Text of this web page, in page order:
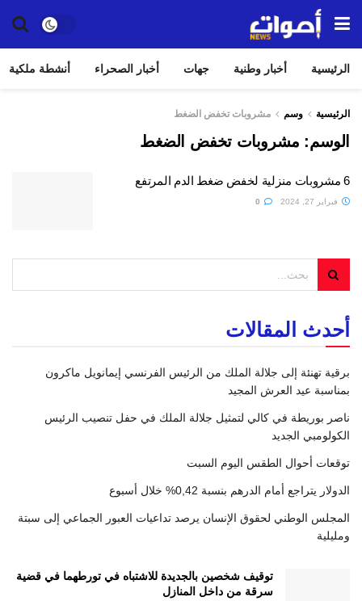
الرئيسية أخبار وطنية جهات أخبار الصحراء أنشطة ملكية
الرئيسية وسم مشروبات تخفض الضغط
الوسم: مشروبات تخفض الضغط
6 مشروبات منزلية لخفض ضغط الدم المرتفع
فبراير 27, 2024
أحدث المقالات
برقية تهنئة إلى جلالة الملك من الرئيس الفرنسي إيمانويل ماكرون
بمناسبة عيد العرش المجيد
ناصر بوريطة في كالي لتمثيل جلالة الملك في حفل تنصيب الرئيس
الكولومبي الجديد
توقعات أحوال الطقس اليوم السبت
الدولار يتراجع أمام الدرهم بنسبة 0,42% خلال أسبوع
المجلس الوطني لحقوق الإنسان يرصد تداعيات العبور الجماعي إلى سبتة
ومليلية
توقيف شخصين بالجديدة للاشتباه في تورطهما في قضية
سرقة من داخل المنازل